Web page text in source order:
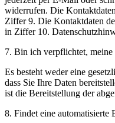
widerrufen. Die
Ziffer 9. Die Kontaktdaten
in Ziffer 10.
7. Bin ich verpflichtet, meine
Es besteht weder eine
dass Sie Ihre Daten
ist die Bereitstellung der
8. Findet eine automatisierte